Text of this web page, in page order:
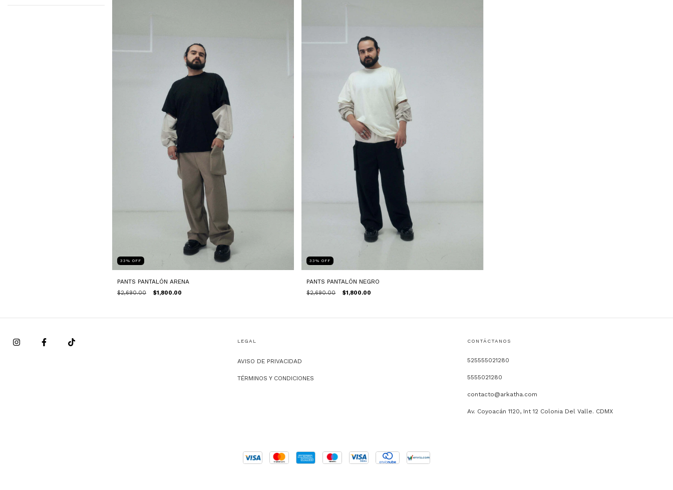
33 % OFF
PANTS PANTALÓN ARENA
$2,690.00 $1,800.00
33%OFF
PANTS PANTALÓN NEGRO
$2,690.00 $1,800.00
LEGAL
AVISO DE PRIVACIDAD
TÉRMINOS Y CONDICIONES
CONTÁCTANOS
525555021280
5555021280
contacto@arkatha.com
Av. Coyoacán 1120, Int 12 Colonia Del Valle. CDMX